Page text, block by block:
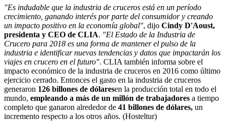
"Es indudable que la industria de cruceros está en un período
crecimiento, ganando interés por parte del consumidor y creando
un impacto positivo en la economía global", dijo Cindy D'Aoust,
presidenta y CEO de CLIA. "El Estado de la Industria de
Crucero para 2018 es una forma de mantener el pulso de la
industria e identificar nuevas tendencias y datos que impactarán los
viajes en crucero en el futuro". CLIA también informa sobre el
impacto económico de la industria de cruceros en 2016 como último
ejercicio cerrado. Entonces el gasto en la industria de cruceros
generaron 126 billones de dólaresen la producción total en todo el
mundo, empleando a más de un millón de trabajadores a tiempo
completo que ganaron alrededor de 41 billones de dólares, un
incremento respecto a los otros años. (Hosteltur)